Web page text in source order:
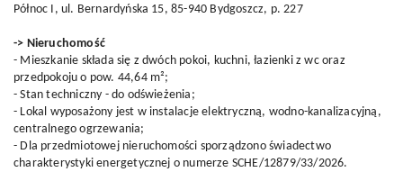
Północ I, ul. Bernardyńska 15, 85-940 Bydgoszcz, p. 227
-> Nieruchomość
- Mieszkanie składa się z dwóch pokoi, kuchni, łazienki z wc oraz
przedpokoju o pow. 44,64 m²;
- Stan techniczny - do odświeżenia;
- Lokal wyposażony jest w instalacje elektryczną, wodno-kanalizacyjną,
centralnego ogrzewania;
- Dla przedmiotowej nieruchomości sporządzono świadectwo
charakterystyki energetycznej o numerze SCHE/12879/33/2026.